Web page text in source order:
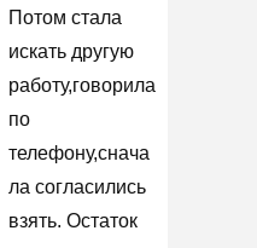
Потом стала
искать другую
работу,говорила
по
телефону,снача
ла согласились
взять. Остаток